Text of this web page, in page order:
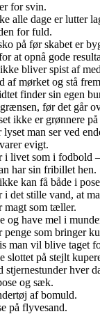
for svin.
alle dage er lutter
for fuld.
på før skabet er
at opnå gode
bliver spist af
af mørket og stå
finder sin egen
før det går
ikke er grønnere på
man ser ved
evigt.
i livet som i fodbold
har sin fribillet hen.
kan få både i
i det stille vand, at
magt som tæller.
og have mel i
penge som bringer
man vil blive taget
slottet på stejlt
stjernestunder hver
og sæk.
af bomuld.
på flyvesand.